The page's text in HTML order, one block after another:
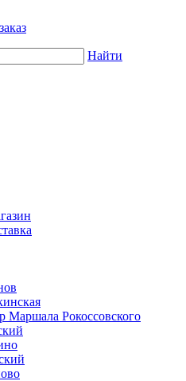
Найти
Маршала Рокоссовского